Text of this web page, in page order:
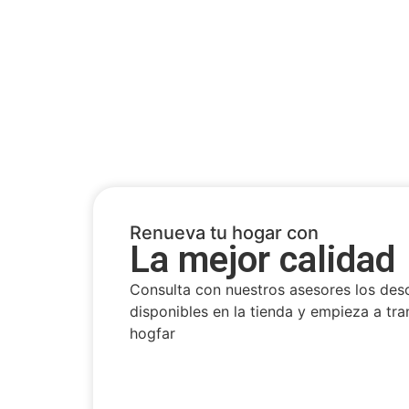
Renueva tu hogar con
La mejor calidad
Consulta con nuestros asesores los
disponibles en la tienda y empieza a
hogfar